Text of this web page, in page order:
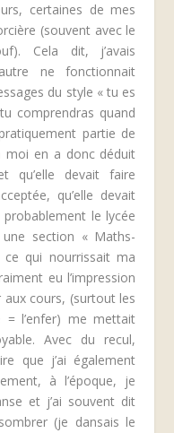
certaines de mes
(souvent avec le
Cela dit, j’avais
ne fonctionnait
du style « tu es
comprendras quand
partie de
moi en a donc déduit
qu’elle devait faire
qu’elle devait
le lycée
section « Maths-
qui nourrissait ma
eu l’impression
aux cours, (surtout les
= l’enfer) me mettait
Avec du recul,
que j’ai également
à l’époque, je
et j’ai souvent dit
(je dansais le